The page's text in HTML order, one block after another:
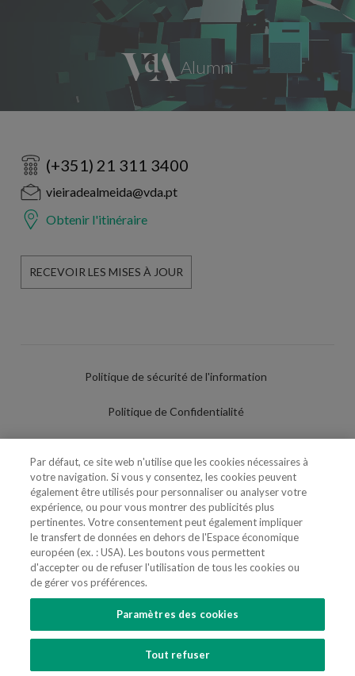
(+351) 21 311 3400
vieiradealmeida@vda.pt
Obtenir l'itinéraire
RECEVOIR LES MISES À JOUR
Politique de sécurité de l'information
Politique de Confidentialité
Politique de Cookies
Paramètres des cookies
Utilisation Frauduleuse du Nom/Brand
SUIVEZ-NOUS
Par défaut, ce site web n'utilise que les cookies nécessaires à
votre navigation. Si vous y consentez, les cookies peuvent
également être utilisés pour personnaliser ou analyser votre
expérience, ou pour vous montrer des publicités plus
pertinentes. Votre consentement peut également impliquer
le transfert de données en dehors de l'Espace économique
européen (ex. : USA). Les boutons vous permettent
d'accepter ou de refuser l'utilisation de tous les cookies ou
de gérer vos préférences.
Paramètres des cookies
Tout refuser